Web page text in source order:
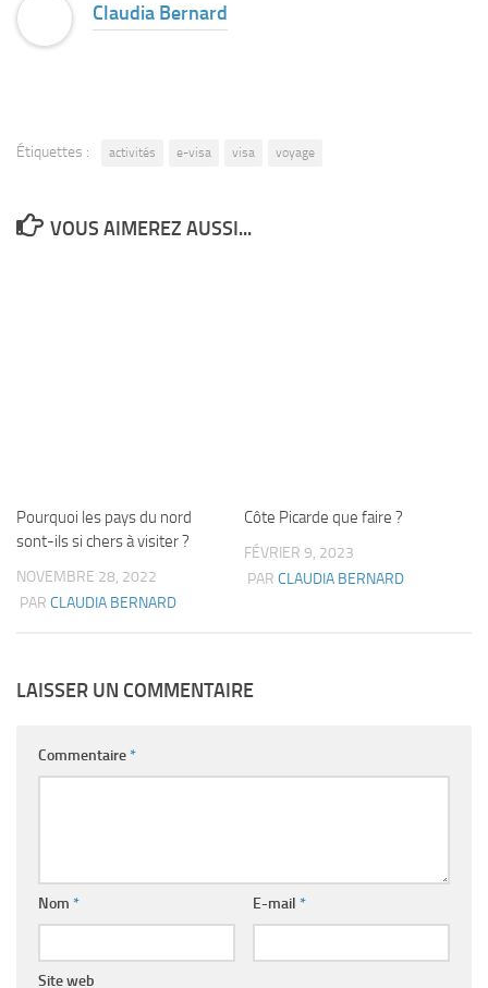
Claudia Bernard
Étiquettes : activités e-visa visa voyage
VOUS AIMEREZ AUSSI...
Pourquoi les pays du nord
sont-ils si chers à visiter ?
NOVEMBRE 28, 2022
PAR CLAUDIA BERNARD
Côte Picarde que faire ?
FÉVRIER 9, 2023
PAR CLAUDIA BERNARD
LAISSER UN COMMENTAIRE
Commentaire*
Nom * E-mail *
Site web